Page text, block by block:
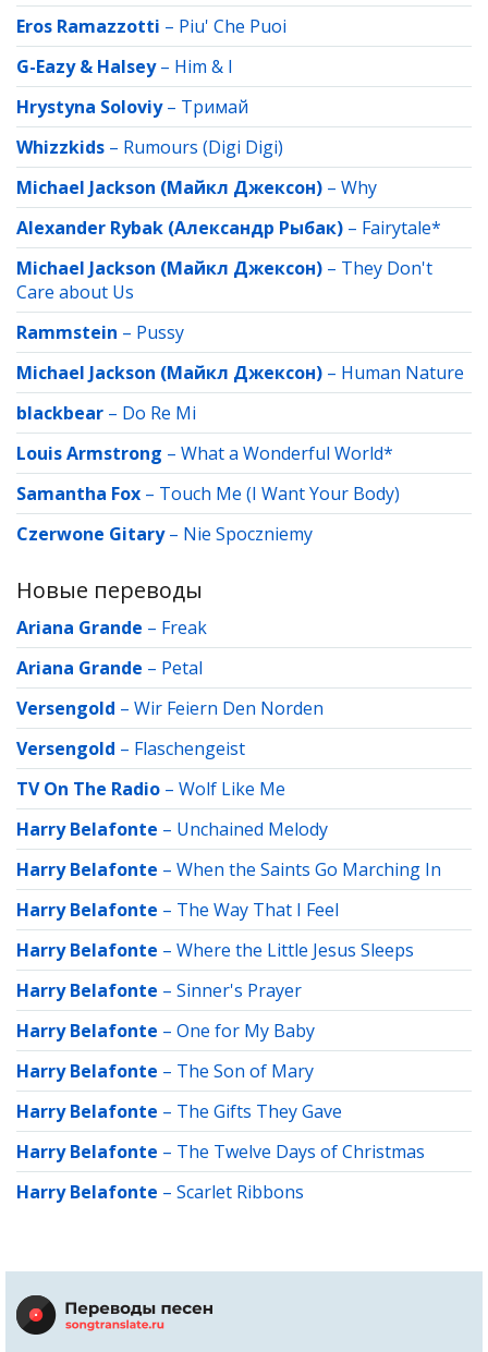
Eros Ramazzotti – Piu' Che Puoi
G-Eazy & Halsey– Him & I
Hrystyna Soloviy– Тримай
Whizzkids – Rumours (Digi Digi)
Michael Jackson (Майкл Джексон) – Why
Alexander Rybak (Александр Рыбак) – Fairytale*
Michael Jackson (Майкл Джексон) – They Don't
Care about Us
Rammstein – Pussy
Michael Jackson (Майкл Джексон) – Human Nature
blackbear – Do Re Mi
Louis Armstrong – What a Wonderful World*
Samantha Fox – Touch Me (I Want Your Body)
Czerwone Gitary– Nie Spoczniemy
Новые переводы
Ariana Grande – Freak
Ariana Grande – Petal
Versengold – Wir Feiern Den Norden
Versengold – Flaschengeist
TV On The Radio – Wolf Like Me
Harry Belafonte – Unchained Melody
Harry Belafonte – When the Saints Go Marching In
Harry Belafonte – The Way That I Feel
Harry Belafonte – Where the Little Jesus Sleeps
Harry Belafonte – Sinner's Prayer
Harry Belafonte – One for My Baby
Harry Belafonte – The Son of Mary
Harry Belafonte – The Gifts They Gave
Harry Belafonte – The Twelve Days of Christmas
Harry Belafonte – Scarlet Ribbons